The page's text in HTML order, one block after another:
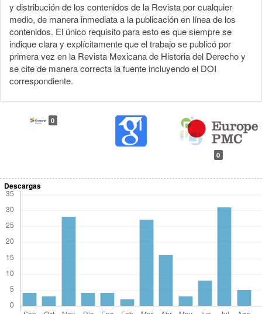
y distribución de los contenidos de la Revista por cualquier
medio, de manera inmediata a la publicación en línea de los
contenidos. El único requisito para esto es que siempre se
indique clara y explícitamente que el trabajo se publicó por
primera vez en la Revista Mexicana de Historia del Derecho y
se cite de manera correcta la fuente incluyendo el DOI
correspondiente.
0
0
Descargas